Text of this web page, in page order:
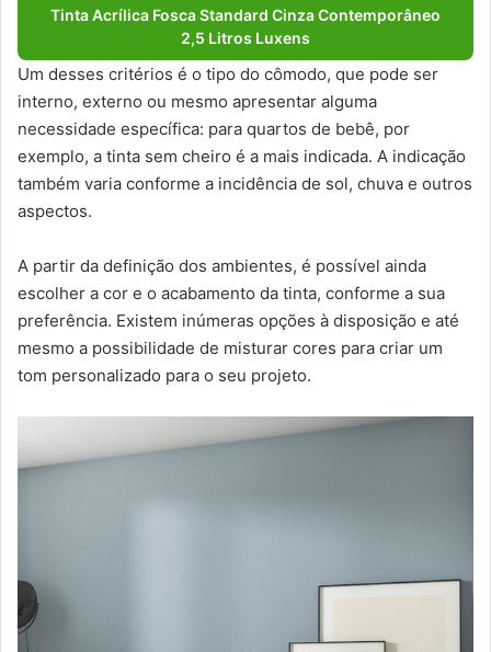
Tinta Acrílica Fosca Standard Cinza Contemporâneo
2,5 Litros Luxens
Um desses critérios é o tipo do cômodo, que pode ser
interno, externo ou mesmo apresentar alguma
necessidade específica: para quartos de bebê, por
exemplo, a tinta sem cheiro é a mais indicada. A indicação
também varia conforme a incidência de sol, chuva e outros
aspectos.
A partir da definição dos ambientes, é possível ainda
escolher a cor e o acabamento da tinta, conforme a sua
preferência. Existem inúmeras opções à disposição e até
mesmo a possibilidade de misturar cores para criar um
tom personalizado para o seu projeto.